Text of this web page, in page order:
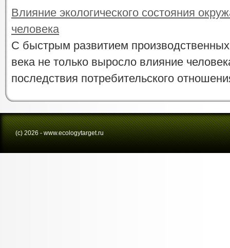
Влияние экологического состояния
человека
С быстрым развитием
века не только выросло влияние
последствия потребительского
(с) 2026 - www.ecologytarget.ru